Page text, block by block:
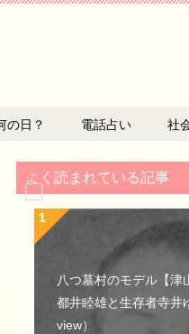
の日？ 電話占い 社
よく読まれている記事
八つ墓村のモデル【津
都井睦雄と生存者寺井
view）